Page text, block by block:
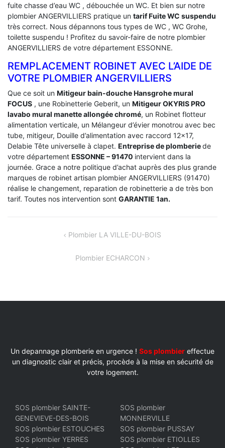
fuite chasse d’eau WC , débouchée un WC. Et bien sur notre
plombier ANGERVILLIERS pratique un tarif Fuite WC suspendu
très correct. Nous dépannons tous types de WC , WC Grohe,
toilette suspendu ! Profitez du savoir-faire de notre plombier
ANGERVILLIERS de votre département ESSONNE.
REMPLACEMENT ROBINET AVEC L’AIDE DE
VOTRE PLOMBIER ANGERVILLIERS
Que ce soit un Mitigeur bain-douche Hansgrohe mural
FOCUS , une Robinetterie Geberit, un Mitigeur OKYRIS PRO
lavabo mural manette allongée chromé, un Robinet flotteur
alimentation verticale, un Mélangeur d’évier monotrou avec bec
tube, mitigeur, Douille d’alimentation avec raccord 12×17,
Delabie Tête universelle à clapet. Entreprise de plomberiede
votre département ESSONNE – 91470 intervient dans la
journée. Grace a notre politique d’achat auprès des plus grande
marques de robinet artisan plombier ANGERVILLIERS (91470)
réalise le changement, reparation de robinetterie a de très bon
tarif. Toutes nos intervention sont GARANTIE 1an.
NAVIGATION Plombier LA VILLE-DU-BOIS
Plombier ECHARCON
Un depannage plomberie en urgence ! Sos plombier effectue
un diagnostic clair et précis, procède à la mise en sécurité de
votre logement.
SOS plombier SAINTE-
GENEVIEVE-DES-BOIS
SOS plombier
MONNERVILLE
SOS plombier ESTOUCHES
SOS plombier PUSSAY
SOS plombier YERRES
SOS plombier ETIOLLES